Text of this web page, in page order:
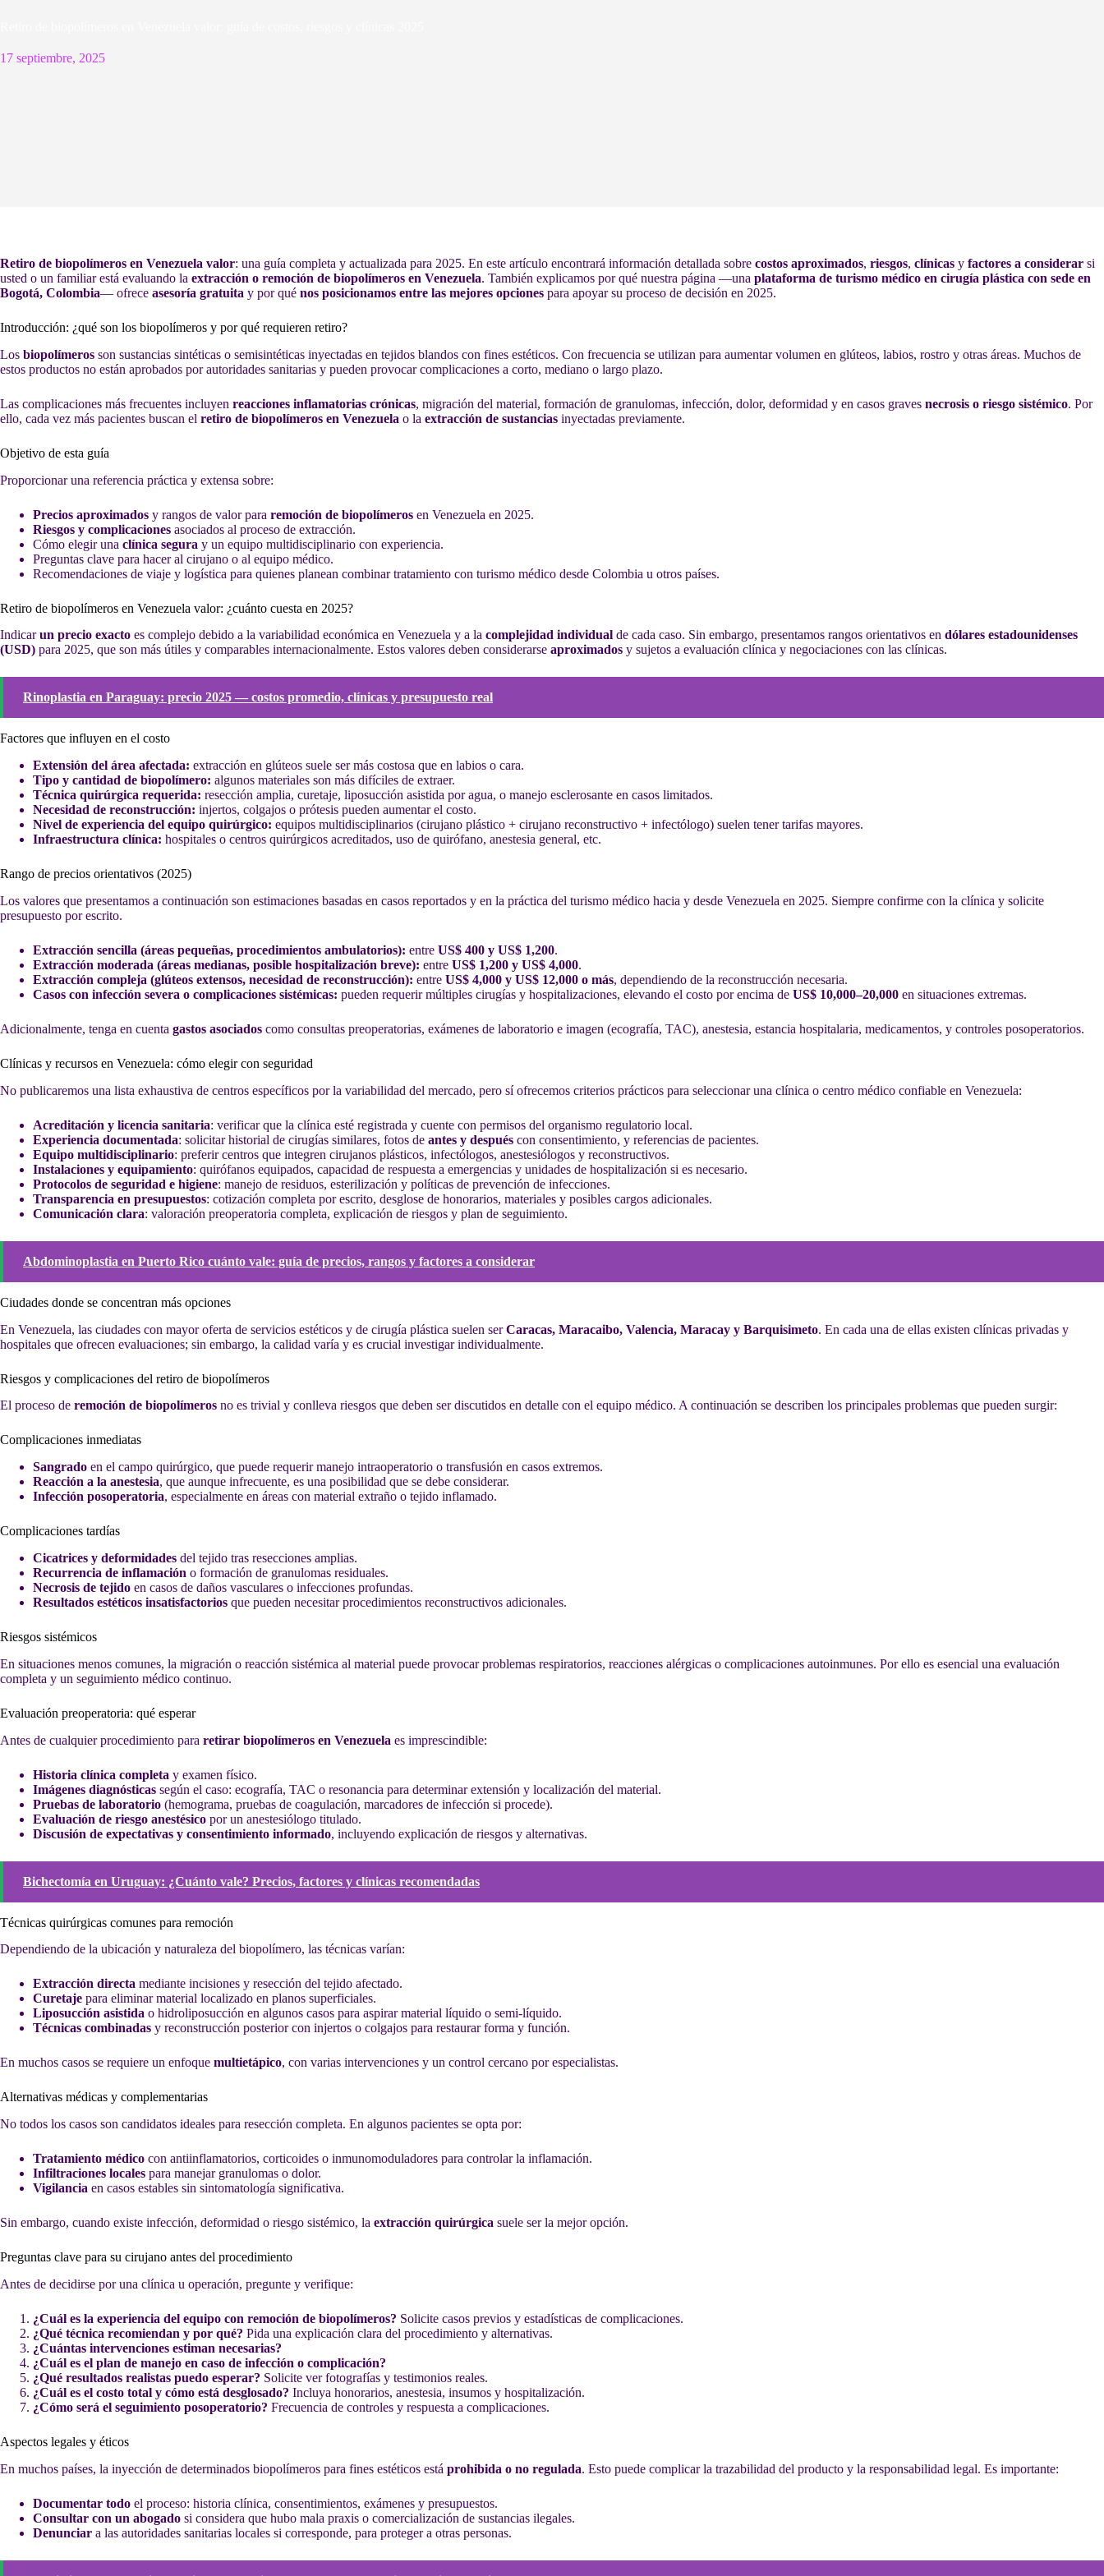
17 septiembre, 2025
Retiro de biopolímeros en Venezuela valor: una guía completa y actualizada para 2025. En este artículo encontrará información detallada sobre costos aproximados, riesgos, clínicas y factores a considerar si
usted o un familiar está evaluando la extracción o remoción de biopolímeros en Venezuela. También explicamos por qué nuestra página —una plataforma de turismo médico en cirugía plástica con sede en
Bogotá, Colombia— ofrece asesoría gratuita y por qué nos posicionamos entre las mejores opciones para apoyar su proceso de decisión en 2025.
Introducción: ¿qué son los biopolímeros y por qué requieren retiro?
Los biopolímeros son sustancias sintéticas o semisintéticas inyectadas en tejidos blandos con fines estéticos. Con frecuencia se utilizan para aumentar volumen en glúteos, labios, rostro y otras áreas. Muchos de
estos productos no están aprobados por autoridades sanitarias y pueden provocar complicaciones a corto, mediano o largo plazo.
Las complicaciones más frecuentes incluyen reacciones inflamatorias crónicas, migración del material, formación de granulomas, infección, dolor, deformidad y en casos graves necrosis o riesgo sistémico. Por
ello, cada vez más pacientes buscan el retiro de biopolímeros en Venezuela o la extracción de sustancias inyectadas previamente.
Objetivo de esta guía
Proporcionar una referencia práctica y extensa sobre:
Precios aproximados y rangos de valor para remoción de biopolímeros en Venezuela en 2025.
Riesgos y complicaciones asociados al proceso de extracción.
Cómo elegir una clínica segura y un equipo multidisciplinario con experiencia.
Preguntas clave para hacer al cirujano o al equipo médico.
Recomendaciones de viaje y logística para quienes planean combinar tratamiento con turismo médico desde Colombia u otros países.
Retiro de biopolímeros en Venezuela valor: ¿cuánto cuesta en 2025?
Indicarun precio exacto es complejo debido a la variabilidad económica en Venezuela y a la complejidad individual de cada caso. Sin embargo, presentamos rangos orientativos en dólares estadounidenses
(USD) para 2025, que son más útiles y comparables internacionalmente. Estos valores deben considerarse aproximados y sujetos a evaluación clínica y negociaciones con las clínicas.
Rinoplastia en Paraguay: precio 2025 — costos promedio, clínicas y presupuesto real
Factores que influyen en el costo
Extensión del área afectada: extracción en glúteos suele ser más costosa que en labios o cara.
Tipo y cantidad de biopolímero: algunos materiales son más difíciles de extraer.
Técnica quirúrgica requerida: resección amplia, curetaje, liposucción asistida por agua, o manejo esclerosante en casos limitados.
Necesidad de reconstrucción: injertos, colgajos o prótesis pueden aumentar el costo.
Nivel de experiencia del equipo quirúrgico: equipos multidisciplinarios (cirujano plástico + cirujano reconstructivo + infectólogo) suelen tener tarifas mayores.
Infraestructura clínica: hospitales o centros quirúrgicos acreditados, uso de quirófano, anestesia general, etc.
Rango de precios orientativos (2025)
Los valores que presentamos a continuación son estimaciones basadas en casos reportados y en la práctica del turismo médico hacia y desde Venezuela en 2025. Siempre confirme con la clínica y solicite
presupuesto por escrito.
Extracción sencilla (áreas pequeñas, procedimientos ambulatorios): entre US$ 400 y US$ 1,200.
Extracción moderada (áreas medianas, posible hospitalización breve): entre US$ 1,200 y US$ 4,000.
Extracción compleja (glúteos extensos, necesidad de reconstrucción): entre US$ 4,000 y US$ 12,000 o más, dependiendo de la reconstrucción necesaria.
Casos con infección severa o complicaciones sistémicas: pueden requerir múltiples cirugías y hospitalizaciones, elevando el costo por encima de US$ 10,000–20,000 en situaciones extremas.
Adicionalmente, tenga en cuenta gastos asociados como consultas preoperatorias, exámenes de laboratorio e imagen (ecografía, TAC), anestesia, estancia hospitalaria, medicamentos, y controles posoperatorios.
Clínicas y recursos en Venezuela: cómo elegir con seguridad
No publicaremos una lista exhaustiva de centros específicos por la variabilidad del mercado, pero sí ofrecemos criterios prácticos para seleccionar una clínica o centro médico confiable en Venezuela:
Acreditación y licencia sanitaria: verificar que la clínica esté registrada y cuente con permisos del organismo regulatorio local.
Experiencia documentada: solicitar historial de cirugías similares, fotos de antes y después con consentimiento, y referencias de pacientes.
Equipo multidisciplinario: preferir centros que integren cirujanos plásticos, infectólogos, anestesiólogos y reconstructivos.
Instalaciones y equipamiento: quirófanos equipados, capacidad de respuesta a emergencias y unidades de hospitalización si es necesario.
Protocolos de seguridad e higiene: manejo de residuos, esterilización y políticas de prevención de infecciones.
Transparencia en presupuestos: cotización completa por escrito, desglose de honorarios, materiales y posibles cargos adicionales.
Comunicación clara: valoración preoperatoria completa, explicación de riesgos y plan de seguimiento.
Abdominoplastia en Puerto Rico cuánto vale: guía de precios, rangos y factores a considerar
Ciudades donde se concentran más opciones
En Venezuela, las ciudades con mayor oferta de servicios estéticos y de cirugía plástica suelen serCaracas, Maracaibo, Valencia, Maracay y Barquisimeto. En cada una de ellas existen clínicas privadas y
hospitales que ofrecen evaluaciones; sin embargo, la calidad varía y es crucial investigar individualmente.
Riesgos y complicaciones del retiro de biopolímeros
El proceso de remoción de biopolímeros no es trivial y conlleva riesgos que deben ser discutidos en detalle con el equipo médico. A continuación se describen los principales problemas que pueden surgir:
Complicaciones inmediatas
Sangrado en el campo quirúrgico, que puede requerir manejo intraoperatorio o transfusión en casos extremos.
Reacción a la anestesia, que aunque infrecuente, es una posibilidad que se debe considerar.
Infección posoperatoria, especialmente en áreas con material extraño o tejido inflamado.
Complicaciones tardías
Cicatrices y deformidades del tejido tras resecciones amplias.
Recurrencia de inflamación o formación de granulomas residuales.
Necrosis de tejido en casos de daños vasculares o infecciones profundas.
Resultados estéticos insatisfactorios que pueden necesitar procedimientos reconstructivos adicionales.
Riesgos sistémicos
En situaciones menos comunes, la migración o reacción sistémica al material puede provocar problemas respiratorios, reacciones alérgicas o complicaciones autoinmunes. Por ello es esencial una evaluación
completa y un seguimiento médico continuo.
Evaluación preoperatoria: qué esperar
Antes de cualquier procedimiento para retirar biopolímeros en Venezuela es imprescindible:
Historia clínica completa y examen físico.
Imágenes diagnósticas según el caso: ecografía, TAC o resonancia para determinar extensión y localización del material.
Pruebas de laboratorio (hemograma, pruebas de coagulación, marcadores de infección si procede).
Evaluación de riesgo anestésico por un anestesiólogo titulado.
Discusión de expectativas y consentimiento informado, incluyendo explicación de riesgos y alternativas.
Bichectomía en Uruguay: ¿Cuánto vale? Precios, factores y clínicas recomendadas
Técnicas quirúrgicas comunes para remoción
Dependiendo de la ubicación y naturaleza del biopolímero, las técnicas varían:
Extracción directa mediante incisiones y resección del tejido afectado.
Curetaje para eliminar material localizado en planos superficiales.
Liposucción asistida o hidroliposucción en algunos casos para aspirar material líquido o semi-líquido.
Técnicas combinadas y reconstrucción posterior con injertos o colgajos para restaurar forma y función.
En muchos casos se requiere un enfoque multietápico, con varias intervenciones y un control cercano por especialistas.
Alternativas médicas y complementarias
No todos los casos son candidatos ideales para resección completa. En algunos pacientes se opta por:
Tratamiento médico con antiinflamatorios, corticoides o inmunomoduladores para controlar la inflamación.
Infiltraciones locales para manejar granulomas o dolor.
Vigilancia en casos estables sin sintomatología significativa.
Sin embargo, cuando existe infección, deformidad o riesgo sistémico, la extracción quirúrgica suele ser la mejor opción.
Preguntas clave para su cirujano antes del procedimiento
Antes de decidirse por una clínica u operación, pregunte y verifique:
¿Cuál es la experiencia del equipo con remoción de biopolímeros? Solicite casos previos y estadísticas de complicaciones.
¿Qué técnica recomiendan y por qué? Pida una explicación clara del procedimiento y alternativas.
¿Cuántas intervenciones estiman necesarias?
¿Cuál es el plan de manejo en caso de infección o complicación?
¿Qué resultados realistas puedo esperar? Solicite ver fotografías y testimonios reales.
¿Cuál es el costo total y cómo está desglosado? Incluya honorarios, anestesia, insumos y hospitalización.
¿Cómo será el seguimiento posoperatorio? Frecuencia de controles y respuesta a complicaciones.
Aspectos legales y éticos
En muchos países, la inyección de determinados biopolímeros para fines estéticos está prohibida o no regulada. Esto puede complicar la trazabilidad del producto y la responsabilidad legal. Es importante:
Documentar todo el proceso: historia clínica, consentimientos, exámenes y presupuestos.
Consultar con un abogado si considera que hubo mala praxis o comercialización de sustancias ilegales.
Denunciar a las autoridades sanitarias locales si corresponde, para proteger a otras personas.